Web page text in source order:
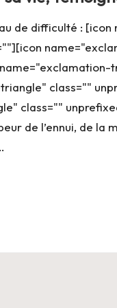
de difficulté :
class=""
class=""
de l’ennui, de la